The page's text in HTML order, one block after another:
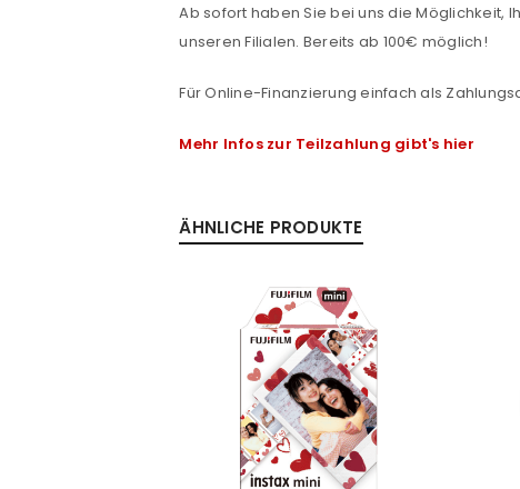
Benutzername oder E-Mail-Adresse
Passwort*
ANMELDEN
PASSWORT VERGESSEN?
Ab sofort haben Sie bei uns die Möglichkeit,
unseren Filialen. Bereits ab 100€ möglich!
Für Online-Finanzierung einfach als
Mehr Infos zur Teilzahlung gibt's hier
ÄHNLICHE PRODUKTE